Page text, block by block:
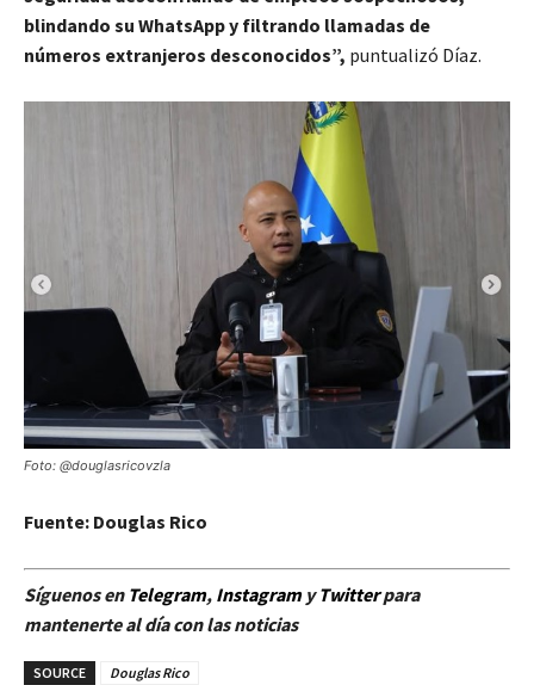
blindando su WhatsApp y filtrando llamadas de
números extranjeros desconocidos”, puntualizó Díaz.
Foto: @douglasricovzla
Fuente: Douglas Rico
Síguenos en Telegram, InstagramyTwitterpara
mantenerte al día con las noticias
SOURCE
Douglas Rico